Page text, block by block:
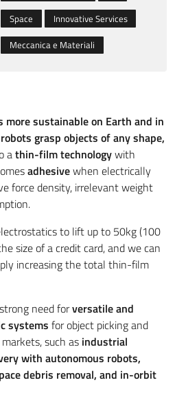
Space
Innovative Services
Meccanica e Materiali
more sustainable on Earth and in
grasp objects of any shape,
athin-film technologywith
adhesivewhen electrically
force density, irrelevant weight
to lift up to 50kg (100
size of a credit card, and we can
increasing the total thin-film
need forversatile and
systems for object picking and
such as industrial
with autonomous robots,
debris removal, and in-orbit